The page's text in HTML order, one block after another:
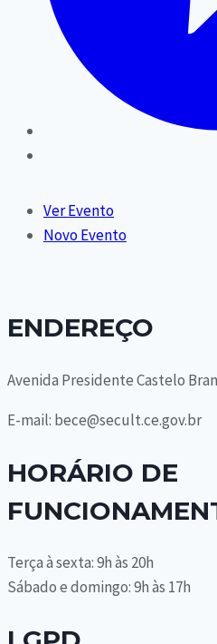
Ver Evento
Novo Evento
ENDEREÇO
Avenida Presidente Castelo
E-mail: bece@secult.ce.gov.br
HORÁRIO DE
Terça à sexta: 9h às 20h
Sábado e domingo: 9h às 17h